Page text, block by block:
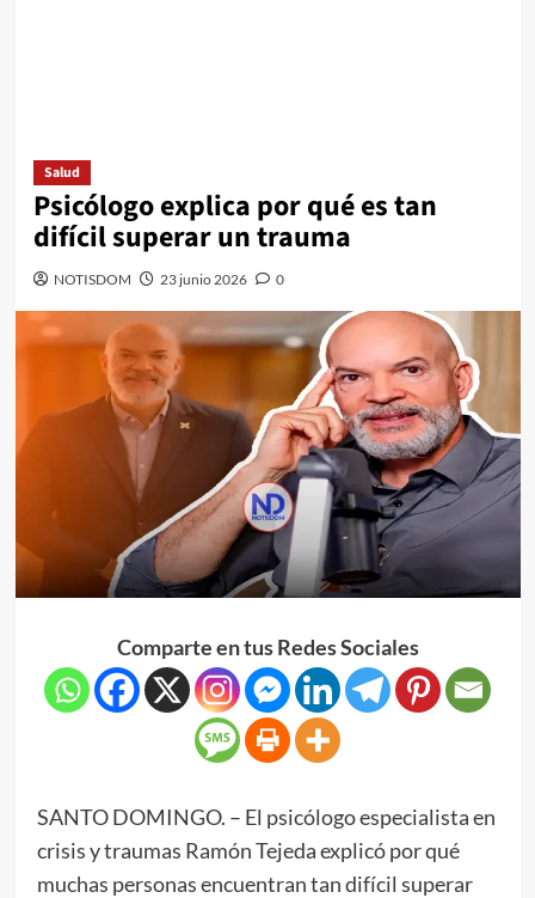
Salud
Psicólogo explica por qué es tan
difícil superar un trauma
NOTISDOM 23 junio 2026 0
Comparte en tus Redes Sociales
SANTO DOMINGO. – El psicólogo especialista en
crisis y traumas Ramón Tejeda explicó por qué
muchas personas encuentran tan difícil superar